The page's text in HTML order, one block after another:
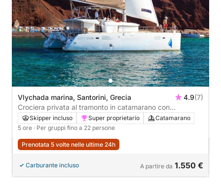
Vlychada marina, Santorini, Grecia 4.9(7)
Crociera privata al tramonto in catamarano con
barbecue, bevande e trasferimenti inclusi.
Skipper incluso Super proprietario
Catamarano
5 ore · Per gruppi fino a 22 persone
Prenotata 5 volte nelle ultime 24h
Carburante incluso A partire da 1.550 €